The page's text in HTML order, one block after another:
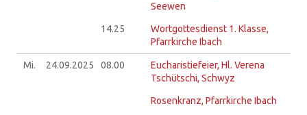
Seewen
14.25
Wortgottesdienst 1. Klasse,
Pfarrkirche Ibach
Mi. 24.09.2025 08.00
Eucharistiefeier, Hl. Verena
Tschütschi, Schwyz
Rosenkranz, Pfarrkirche Ibach